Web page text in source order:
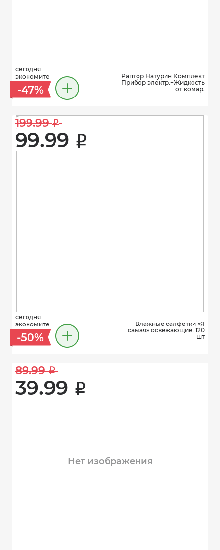
сегодня
экономите
-47%
Раптор Натурин Комплект
Прибор электр.+Жидкость
от комар.
199.99 i
99.99 i
сегодня
экономите
-50%
Влажные салфетки «Я
самая» освежающие, 120
шт
89.99 i
39.99 i
Нет изображения